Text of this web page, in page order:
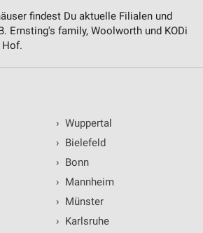
findest Du aktuelle Filialen und
Ernsting's family, Woolworth und KODi
Hof.
› Wuppertal
› Bielefeld
› Bonn
› Mannheim
› Münster
› Karlsruhe